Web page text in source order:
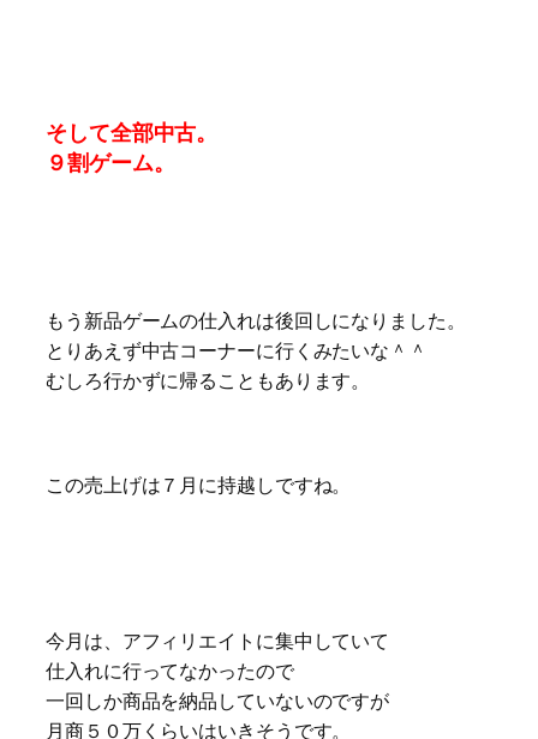
そして全部中古。
９割ゲーム。
もう新品ゲームの仕入れは後回しになりました。
とりあえず中古コーナーに行くみたいな＾＾
むしろ行かずに帰ることもあります。
この売上げは７月に持越しですね。
今月は、アフィリエイトに集中していて
仕入れに行ってなかったので
一回しか商品を納品していないのですが
月商５０万くらいはいきそうです。